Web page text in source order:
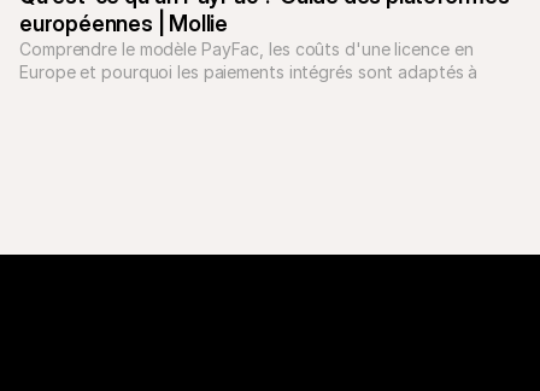
européennes | Mollie
Comprendre le modèle PayFac, les coûts d'une licence en
Europe et pourquoi les paiements intégrés sont adaptés à